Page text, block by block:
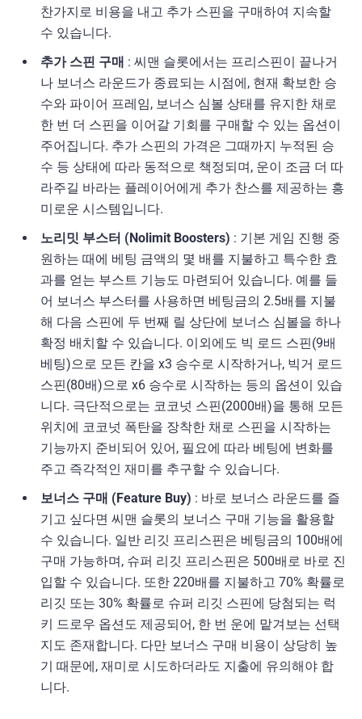
찬가지로 비용을 내고 추가 스핀을 구매하여 지속할
수 있습니다.
추가 스핀 구매 : 씨맨 슬롯에서는 프리스핀이 끝나거
나 보너스 라운드가 종료되는 시점에, 현재 확보한 승
수와 파이어 프레임, 보너스 심볼 상태를 유지한 채로
한 번 더 스핀을 이어갈 기회를 구매할 수 있는 옵션이
주어집니다. 추가 스핀의 가격은 그때까지 누적된 승
수 등 상태에 따라 동적으로 책정되며, 운이 조금 더 따
라주길 바라는 플레이어에게 추가 찬스를 제공하는 흥
미로운 시스템입니다.
노리밋 부스터 (Nolimit Boosters) : 기본 게임 진행 중
원하는 때에 베팅 금액의 몇 배를 지불하고 특수한 효
과를 얻는 부스트 기능도 마련되어 있습니다. 예를 들
어 보너스 부스터를 사용하면 베팅금의 2.5배를 지불
해 다음 스핀에 두 번째 릴 상단에 보너스 심볼을 하나
확정 배치할 수 있습니다. 이외에도 빅 로드 스핀(9배
베팅)으로 모든 칸을 x3 승수로 시작하거나, 빅거 로드
스핀(80배)으로 x6 승수로 시작하는 등의 옵션이 있습
니다. 극단적으로는 코코넛 스핀(2000배)을 통해 모든
위치에 코코넛 폭탄을 장착한 채로 스핀을 시작하는
기능까지 준비되어 있어, 필요에 따라 베팅에 변화를
주고 즉각적인 재미를 추구할 수 있습니다.
보너스 구매 (Feature Buy) : 바로 보너스 라운드를 즐
기고 싶다면 씨맨 슬롯의 보너스 구매 기능을 활용할
수 있습니다. 일반 리깃 프리스핀은 베팅금의 100배에
구매 가능하며, 슈퍼 리깃 프리스핀은 500배로 바로 진
입할 수 있습니다. 또한 220배를 지불하고 70% 확률로
리깃 또는 30% 확률로 슈퍼 리깃 스핀에 당첨되는 럭
키 드로우 옵션도 제공되어, 한 번 운에 맡겨보는 선택
지도 존재합니다. 다만 보너스 구매 비용이 상당히 높
기 때문에, 재미로 시도하더라도 지출에 유의해야 합
니다.